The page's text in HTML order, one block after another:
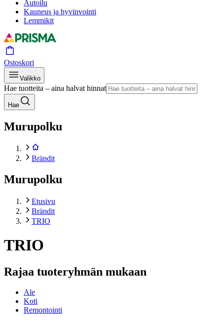
Autoilu
Kauneus ja hyvinvointi
Lemmikit
Ostoskori
Valikko
Hae tuotteita – aina halvat hinnat
Hae
Murupolku
Brändit
Murupolku
Etusivu
Brändit
TRIO
TRIO
Rajaa tuoteryhmän mukaan
Ale
Koti
Remontointi